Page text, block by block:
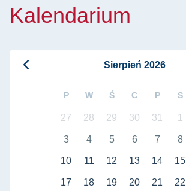
Kalendarium
Sierpień 2026
P W Ś C P S
27 28 29 30 31 1
3 4 5 6 7 8
10 11 12 13 14 15
17 18 19 20 21 22